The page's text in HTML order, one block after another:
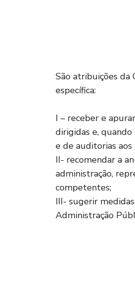
São atribuições da
específica:
I – receber e
dirigidas e,
e de auditorias
II- recomendar a
administração,
competentes;
III- sugerir
Administração